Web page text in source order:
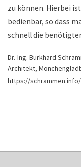
zu können. Hierbei
bedienbar, so dass
schnell die
Dr.-Ing. Burkhard
Architekt,
https://schrammen.info/